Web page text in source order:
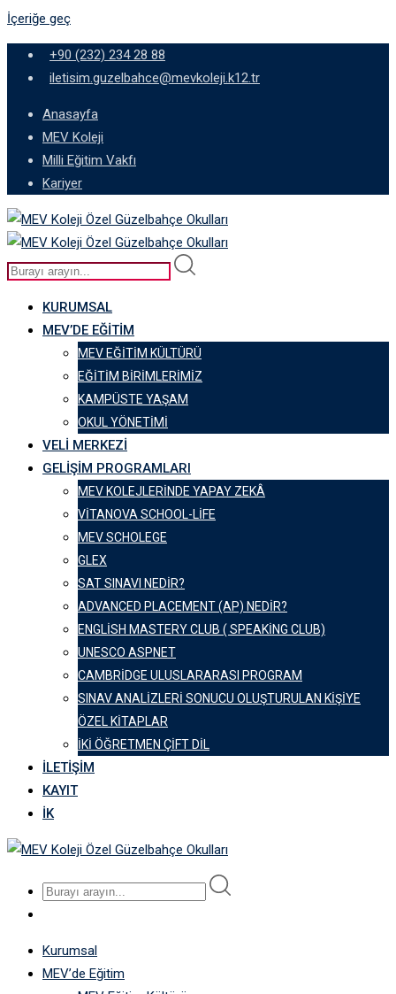
İçeriğe geç
+90 (232) 234 28 88
iletisim.guzelbahce@mevkoleji.k12.tr
Anasayfa
MEV Koleji
Milli Eğitim Vakfı
Kariyer
KURUMSAL
MEV’DE EĞITIM
MEV EĞITIM KÜLTÜRÜ
EĞITIM BIRIMLERIMIZ
KAMPÜSTE YAŞAM
OKUL YÖNETIMI
VELI MERKEZI
GELIŞIM PROGRAMLARI
MEV KOLEJLERINDE YAPAY ZEKÂ
VITANOVA SCHOOL-LIFE
MEV SCHOLEGE
GLEX
SAT SINAVI NEDIR?
ADVANCED PLACEMENT (AP) NEDIR?
ENGLISH MASTERY CLUB ( SPEAKING CLUB)
UNESCO ASPNET
CAMBRIDGE ULUSLARARASI PROGRAM
SINAV ANALIZLERI SONUCU OLUŞTURULAN KIŞIYE
ÖZEL KITAPLAR
İKI ÖĞRETMEN ÇIFT DIL
İLETIŞIM
KAYIT
İK
Kurumsal
MEV’de Eğitim